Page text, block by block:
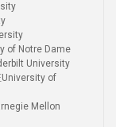
of Notre Dame
University
University of
Mellon